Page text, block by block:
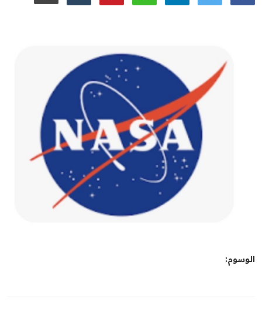
اليوم في التاريخ
Arabic
الوسوم: